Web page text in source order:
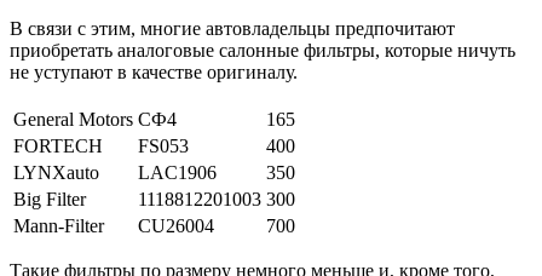
В связи с этим, многие автовладельцы предпочитают
приобретать аналоговые салонные фильтры, которые ничуть
не уступают в качестве оригиналу.
General Motors СФ4
165
FORTECH
FS053
400
LYNXauto
LAC1906
350
Big Filter
1118812201003 300
Mann-Filter
CU26004 700
Такие фильтры по размеру немного меньше и, кроме того,